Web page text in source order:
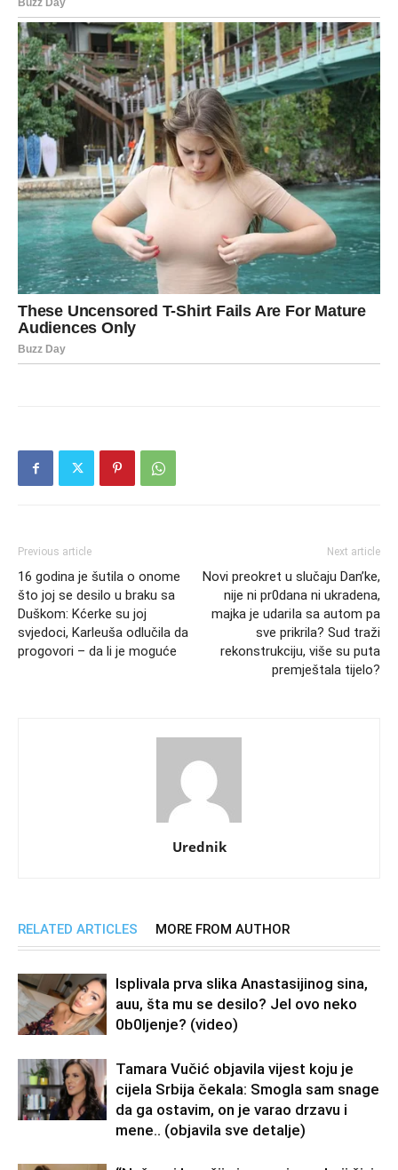
Previous article
16 godina je šutila o onome
što joj se desilo u braku sa
Duškom: Kćerke su joj
svjedoci, Karleuša odlučila da
progovori – da li je moguće
Next article
Novi preokret u slučaju Dan’ke,
nije ni pr0dana ni ukradena,
majka je udariIa sa autom pa
sve prikrila? Sud traži
rekonstrukciju, više su puta
premještala tijelo?
Urednik
RELATED ARTICLES MORE FROM AUTHOR
Isplivala prva slika Anastasijinog sina,
auu, šta mu se desilo? Jel ovo neko
0b0Ijenje? (video)
Tamara Vučić objavila vijest koju je
cijela Srbija čekala: Smogla sam snage
da ga ostavim, on je varao drzavu i
mene.. (objavila sve detalje)